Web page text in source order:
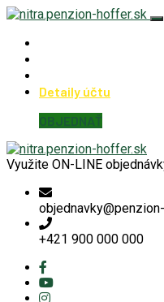
Detaily účtu
OBJEDNAŤ
Využite ON-LINE
+421 900 000 000